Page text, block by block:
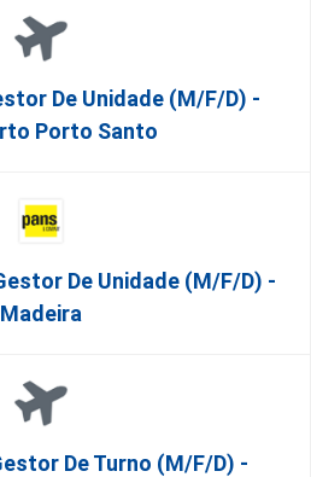
De Unidade (m/f/d) -
Porto Santo
De Unidade (m/f/d) -
Madeira
De Turno (m/f/d) -